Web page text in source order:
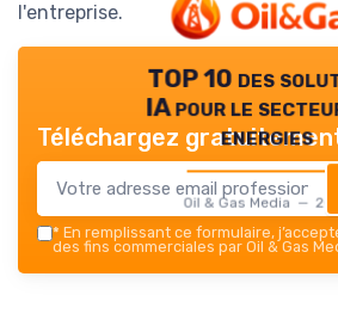
l'entreprise.
TOP 10 des
IA pour le
energies
Oil & Gas Media —
Téléchargez
* En remplissant ce formulaire,
des fins commerciales par Oil & Gas